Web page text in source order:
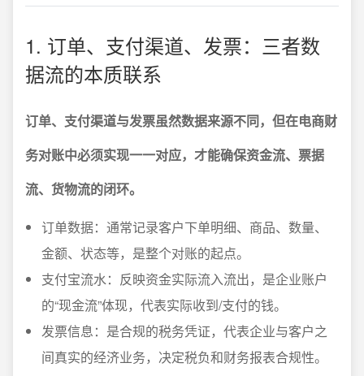
1. 订单、支付渠道、发票：三者数
据流的本质联系
订单、支付渠道与发票虽然数据来源不同，但在电商财
务对账中必须实现一一对应，才能确保资金流、票据
流、货物流的闭环。
订单数据：通常记录客户下单明细、商品、数量、
金额、状态等，是整个对账的起点。
支付宝流水：反映资金实际流入流出，是企业账户
的“现金流”体现，代表实际收到/支付的钱。
发票信息：是合规的税务凭证，代表企业与客户之
间真实的经济业务，决定税负和财务报表合规性。